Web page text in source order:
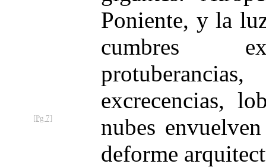
Poniente, y la
cumbres
excrecencias,
nubes en
[Pg 7]
deforme